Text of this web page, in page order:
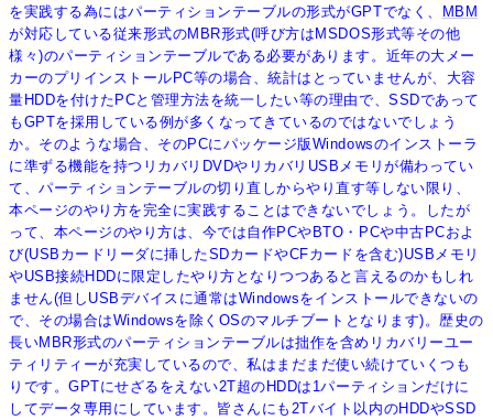
を実践する為にはパーティションテーブルの形式がGPTでなく、
MBM
が対応している従来形式のMBR形式(呼び方はMSDOS形式等その他
様々)のパーティションテーブルである必要があります。近年の大メー
カーのプリインストールPC等の場合、統計はとっていませんが、大容
量HDDを付けたPCと管理方法を統一したい等の理由で、SSDであって
もGPTを採用している例が多くなってきているのではないでしょう
か。そのような場合、そのPCにパッケージ版Windowsのインストーラ
に準ずる機能を持つリカバリDVDやリカバリUSBメモリが備わってい
て、パーティションテーブルの切り直しからやり直す等しない限り、
本ページのやり方を完全に実践することはできないでしょう。したが
って、本ページのやり方は、今では自作PCやBTO・PCや中古PCおよ
び(USBカードリーダに挿したSDカードやCFカードを含む)USBメモリ
やUSB接続HDDに限定したやり方となりつつあると言えるのかもしれ
ません(但しUSBデバイスに通常はWindowsをインストールできないの
で、その場合はWindowsを除くOSのマルチブートとなります)。歴史の
長いMBR形式のパーティションテーブルは拙作を含めリカバリーユー
ティリティーが充実しているので、私はまだまだ使い続けていくつも
りです。GPTにせざるをえない2T超のHDDは1パーティションだけに
してデータ専用にしています。皆さんにも2Tバイト以内のHDDやSSD